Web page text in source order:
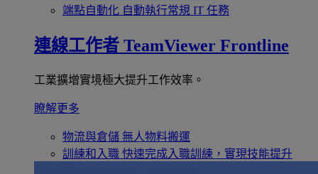
端點自動化 自動執行常規 IT 任務
連線工作者 TeamViewer Frontline
工業擴增實境極大提升工作效率。
瞭解更多
物流與倉儲 無人物料搬運
訓練和入職 快速完成入職訓練，實現技能提升